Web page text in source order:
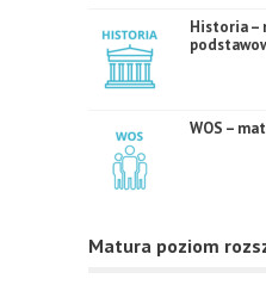
Historia –
WOS –
Matura poziom